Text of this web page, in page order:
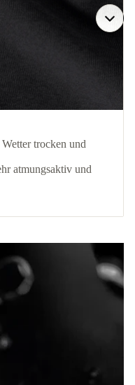
trocken und
atmungsaktiv und